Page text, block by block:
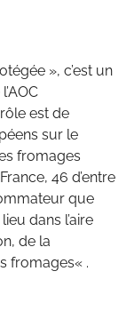
», c’est un
est de
sur le
fromages
46 d’entre
que
dans l’aire
de la
fromages« .